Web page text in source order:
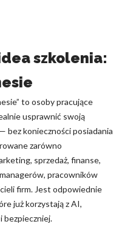
szkolenia:
to osoby pracujące
usprawnić swoją
bez konieczności posiadania
zarówno
sprzedaż, finanse,
pracowników
firm. Jest odpowiednie
już korzystają z AI,
bezpieczniej.